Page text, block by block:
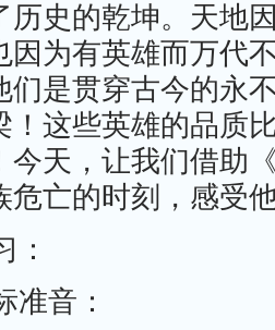
历史的乾坤。天地
因为有英雄而万代
们是贯穿古今的永
！这些英雄的品质
今天，让我们借助
危亡的时刻，感受
：
准音：